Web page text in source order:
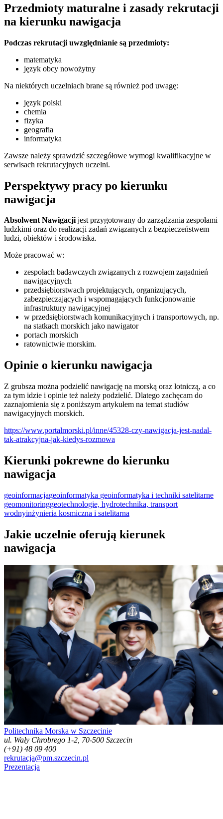
Przedmioty maturalne i zasady rekrutacji
na kierunku nawigacja
Podczas rekrutacji uwzględnianie są przedmioty:
matematyka
język obcy nowożytny
Na niektórych uczelniach brane są również pod uwagę:
język polski
chemia
fizyka
geografia
informatyka
Zawsze należy sprawdzić szczegółowe wymogi kwalifikacyjne w
serwisach rekrutacyjnych uczelni.
Perspektywy pracy po kierunku
nawigacja
Absolwent Nawigacjijest przygotowany do zarządzania zespołami
ludzkimi oraz do realizacji zadań związanych z bezpieczeństwem
ludzi, obiektów i środowiska.
Może pracować w:
zespołach badawczych związanych z rozwojem zagadnień
nawigacyjnych
przedsiębiorstwach projektujących, organizujących,
zabezpieczających i wspomagających funkcjonowanie
infrastruktury nawigacyjnej
w przedsiębiorstwach komunikacyjnych i transportowych, np.
na statkach morskich jako nawigator
portach morskich
ratownictwie morskim.
Opinie o kierunku nawigacja
Z grubsza można podzielić nawigację na morską oraz lotniczą, a co
za tym idzie i opinie też należy podzielić. Dlatego zachęcam do
zaznajomienia się z poniższym artykułem na temat studiów
nawigacyjnych morskich.
https://www.portalmorski.pl/inne/45328-czy-nawigacja-jest-nadal-
tak-atrakcyjna-jak-kiedys-rozmowa
Kierunki pokrewne do kierunku
nawigacja
geoinformacjageoinformatyka geoinformatyka i techniki satelitarne
geomonitoringgeotechnologie, hydrotechnika, transport
wodnyinżynieria kosmiczna i satelitarna
Jakie uczelnie oferują kierunek
nawigacja
Politechnika Morska w Szczecinie
ul. Wały Chrobrego 1-2, 70-500 Szczecin
(+91) 48 09 400
rekrutacja@pm.szczecin.pl
Prezentacja